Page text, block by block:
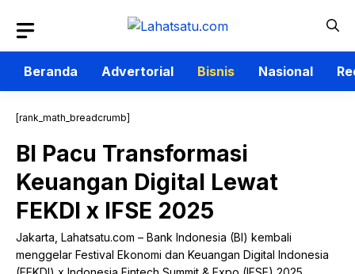
isi
Beranda
Advertorial Bisnis Nasional
[rank_math_breadcrumb]
BI Pacu Transformasi
Keuangan Digital Lewat
FEKDI x IFSE 2025
Jakarta, Lahatsatu.com – Bank Indonesia (BI) kembali
menggelar Festival Ekonomi dan Keuangan Digital Indonesia